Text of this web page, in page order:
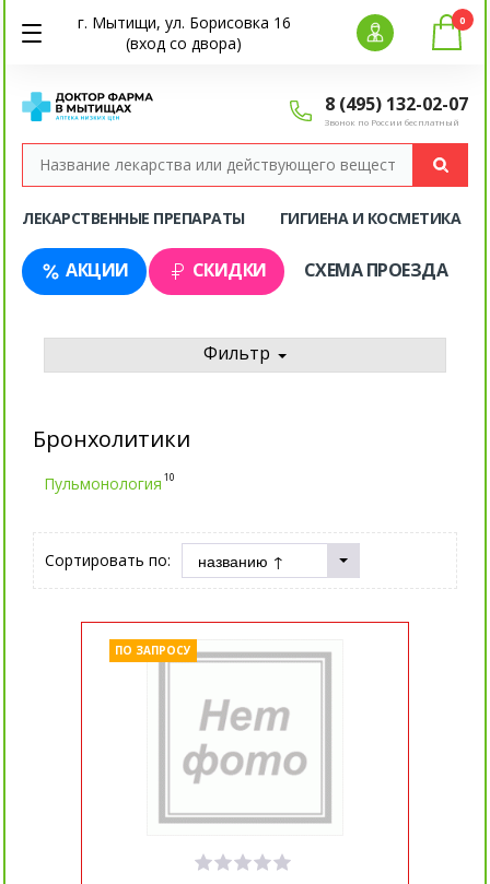
г. Мытищи, ул. Борисовка 16
(вход со двора)
8 (495) 132-02-07
Звонок по России бесплатный
0
ЛЕКАРСТВЕННЫЕ ПРЕПАРАТЫ ГИГИЕНА И КОСМЕТИКА
АКЦИИ СКИДКИ СХЕМА ПРОЕЗДА
Фильтр
Бронхолитики
Пульмонология 10
Сортировать по:
ПО ЗАПРОСУ